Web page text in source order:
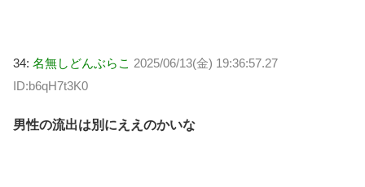
34: 名無しどんぶらこ 2025/06/13(金) 19:36:57.27
ID:b6qH7t3K0
男性の流出は別にええのかいな